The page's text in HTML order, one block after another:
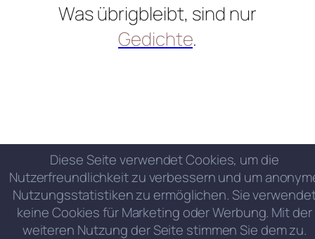
Was übrigbleibt, sind nur
Gedichte.
Diese Seite verwendet Cookies, um die
Nutzerfreundlichkeit zu verbessern und um
Nutzungsstatistiken zu ermöglichen. Sie
keine Cookies für Marketing oder Werbung. Mit der
weiteren Nutzung der Seite stimmen Sie dem zu.